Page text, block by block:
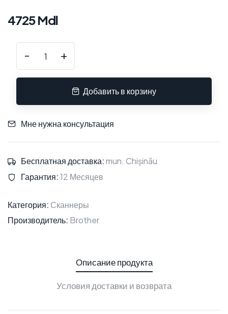
4725 Mdl
- +
Добавить в корзину
Мне нужна консультация
Бесплатная доставка:mun. Chișinău
Гарантия:12 Месяцев
Категория: Сканнеры
Производитель: Brother
Описание продукта
Условия доставки и возврата